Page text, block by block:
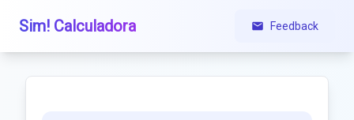
Sim! Calculadora Feedback